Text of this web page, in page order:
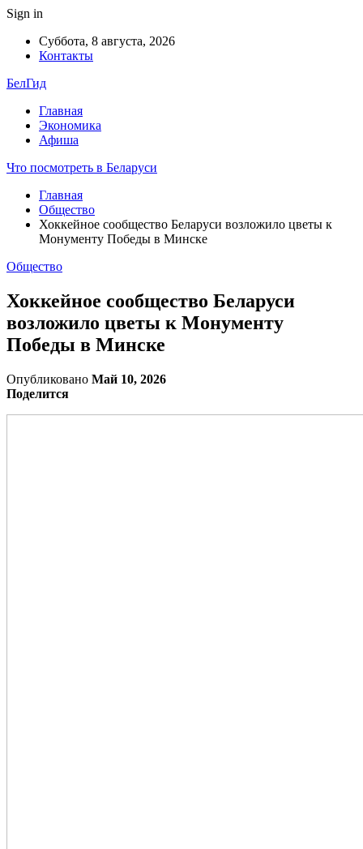
Sign in
Суббота, 8 августа, 2026
Контакты
БелГид
Главная
Экономика
Афиша
Что посмотреть в Беларуси
Главная
Общество
Хоккейное сообщество Беларуси возложило цветы к
Монументу Победы в Минске
Общество
Хоккейное сообщество Беларуси
возложило цветы к Монументу
Победы в Минске
Опубликовано Май 10, 2026
Поделится